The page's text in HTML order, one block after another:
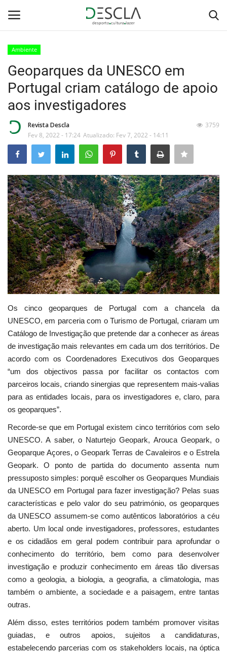
Home
Desporto
Sobre Nós
Educação
Estatuto Editorial
Saúde
Ficha técnica
Cultura
Lazer
Ambiente
Ambiente
Geoparques da UNESCO em
Portugal criam catálogo de apoio
aos investigadores
Revista Descla
Fev 8, 2022 - 17:24 Atualizado: Fev 7, 2022 - 14:11
3759
Os cinco geoparques de Portugal com a chancela da
UNESCO, em parceria com o Turismo de Portugal, criaram um
Catálogo de Investigação que pretende dar a conhecer as áreas
de investigação mais relevantes em cada um dos territórios. De
acordo com os Coordenadores Executivos dos Geoparques
“um dos objectivos passa por facilitar os contactos com
parceiros locais, criando sinergias que representem mais-valias
para as entidades locais, para os investigadores e, claro, para
os geoparques”.
Recorde-se que em Portugal existem cinco territórios com selo
UNESCO. A saber, o Naturtejo Geopark, Arouca Geopark, o
Geoparque Açores, o Geopark Terras de Cavaleiros e o Estrela
Geopark. O ponto de partida do documento assenta num
pressuposto simples: porquê escolher os Geoparques Mundiais
da UNESCO em Portugal para fazer investigação? Pelas suas
características e pelo valor do seu património, os geoparques
da UNESCO assumem-se como autênticos laboratórios a céu
aberto. Um local onde investigadores, professores, estudantes
e os cidadãos em geral podem contribuir para aprofundar o
conhecimento do território, bem como para desenvolver
investigação e produzir conhecimento em áreas tão diversas
como a geologia, a biologia, a geografia, a climatologia, mas
também o ambiente, a sociedade e a paisagem, entre tantas
outras.
Além disso, estes territórios podem também promover visitas
guiadas, e outros apoios, sujeitos a candidaturas,
estabelecendo parcerias com os stakeholders locais, na óptica